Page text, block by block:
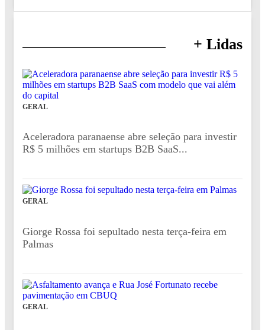
+ Lidas
GERAL
Aceleradora paranaense abre seleção para investir
R$ 5 milhões em startups B2B SaaS...
GERAL
Giorge Rossa foi sepultado nesta terça-feira em
Palmas
GERAL